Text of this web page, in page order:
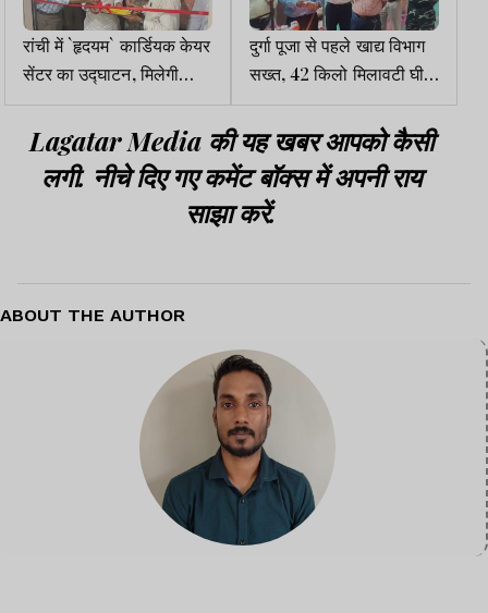
रांची में `हृदयम` कार्डियक केयर
सेंटर का उद्घाटन, मिलेगी
अत्याधुनिक हृदय चिकित्सा
सुविधा
दुर्गा पूजा से पहले खाद्य विभाग
सख्त, 42 किलो मिलावटी घी
जब्त
Lagatar Media की यह खबर आपको कैसी
लगी. नीचे दिए गए कमेंट बॉक्स में अपनी राय
साझा करें.
ABOUT THE AUTHOR